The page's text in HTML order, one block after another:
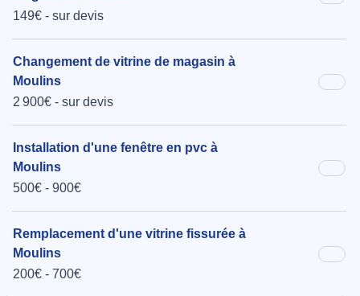
149€ - sur devis
Changement de vitrine de magasin à
Moulins
2 900€ - sur devis
Installation d'une fenêtre en pvc à
Moulins
500€ - 900€
Remplacement d'une vitrine fissurée à
Moulins
200€ - 700€